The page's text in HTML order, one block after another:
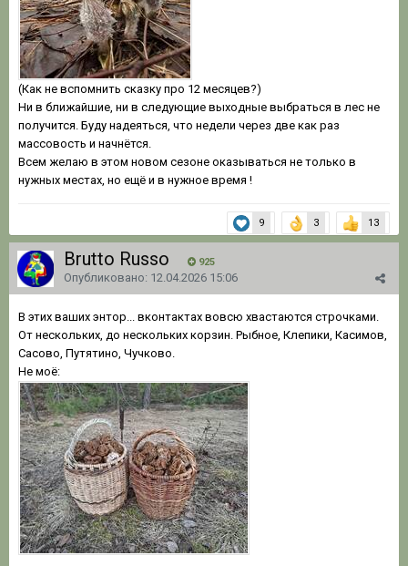
(Как не вспомнить сказку про 12 месяцев?)
Ни в ближайшие, ни в следующие выходные выбраться в лес не
получится. Буду надеяться, что недели через две как раз
массовость и начнётся.
Всем желаю в этом новом сезоне оказываться не только в
нужных местах, но ещё и в нужное время !
9 3 13
Brutto Russo 925
Опубликовано: 12.04.2026 15:06
В этих ваших энтор... вконтактах вовсю хвастаются строчками.
От нескольких, до нескольких корзин. Рыбное, Клепики, Касимов,
Сасово, Путятино, Чучково.
Не моё: